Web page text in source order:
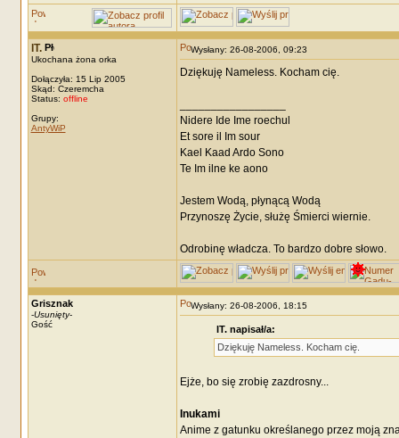
IT.
Ukochana żona orka
Dołączyła: 15 Lip 2005
Skąd: Czeremcha
Status: offline
Grupy:
AntyWiP
Wysłany: 26-08-2006, 09:23
Dziękuję Nameless. Kocham cię.
Nidere Ide Ime roechul
Et sore il Im sour
Kael Kaad Ardo Sono
Te Im ilne ke aono
Jestem Wodą, płynącą Wodą
Przynoszę Życie, służę Śmierci wiernie.
Odrobinę władcza. To bardzo dobre słowo.
Grisznak
-Usunięty-
Gość
Wysłany: 26-08-2006, 18:15
IT. napisał/a:
Dziękuję Nameless. Kocham cię.
Ejże, bo się zrobię zazdrosny...
Inukami
Anime z gatunku określanego przez moją